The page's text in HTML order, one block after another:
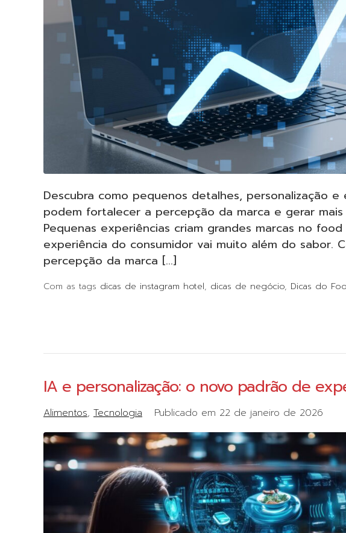
Descubra como pequenos detalhes, personalização
podem fortalecer a percepção da marca e gerar
Pequenas experiências criam grandes marcas no
experiência do consumidor vai muito além do sabor.
percepção da marca […]
Com as tags dicas de instagram hotel, dicas de negócio, Dicas do
IA e personalização: o novo padrão de
Alimentos Tecnologia Publicado em 22 de janeiro de 2026